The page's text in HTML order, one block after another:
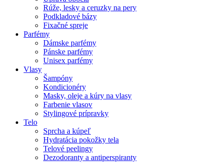
Rúže, lesky a ceruzky na pery
Podkladové bázy
Fixačné spreje
Parfémy
Dámske parfémy
Pánske parfémy
Unisex parfémy
Vlasy
Šampóny
Kondicionéry
Masky, oleje a kúry na vlasy
Farbenie vlasov
Stylingové prípravky
Telo
Sprcha a kúpeľ
Hydratácia pokožky tela
Telové peelingy
Dezodoranty a antiperspiranty